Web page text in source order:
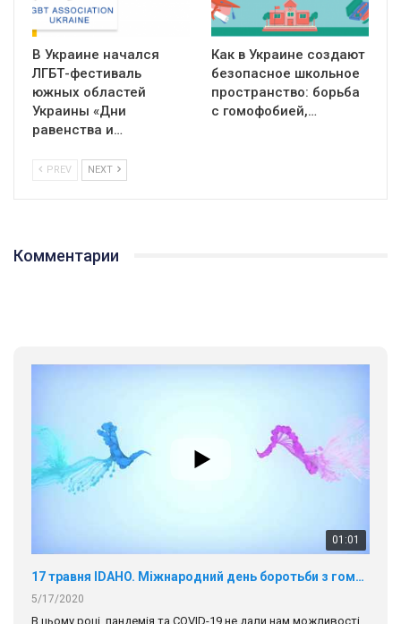
В Украине начался
ЛГБТ-фестиваль
южных областей
Украины «Дни
равенства и…
Как в Украине создают
безопасное школьное
пространство: борьба
с гомофобией,…
PREV NEXT
Комментарии
Разом наш голос лунає гучніше!
423 Просмотров • 37 Нравится • 1 Комментариев